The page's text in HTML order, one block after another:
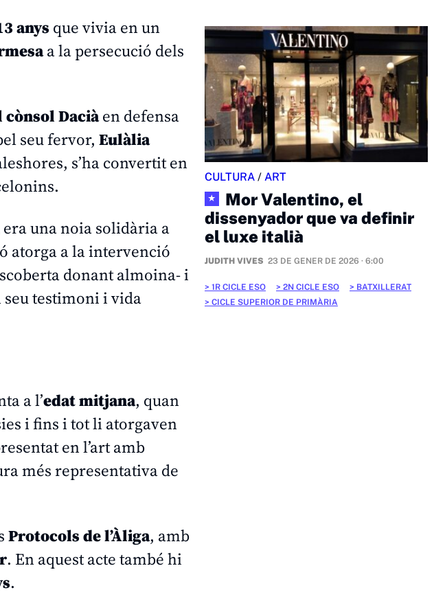
anys que vivia en un
a la persecució dels
cònsol Daciàen defensa
seu fervor, Eulàlia
s’ha convertit en
una noia solidària a
atorga a la intervenció
donant almoina- i
seu testimoni i vida
a l’edat mitjana, quan
i fins i tot li atorgaven
en l’art amb
més representativa de
Protocols de l’Àliga, amb
. En aquest acte també hi
.
CULTURA / ART
★
Mor Valentino, el
dissenyador que va definir
el luxe italià
JUDITH VIVES 23 DE GENER DE 2026 · 6:00
1R CICLE ESO 2N CICLE ESO
BATXILLERAT
CICLE SUPERIOR DE PRIMÀRIA